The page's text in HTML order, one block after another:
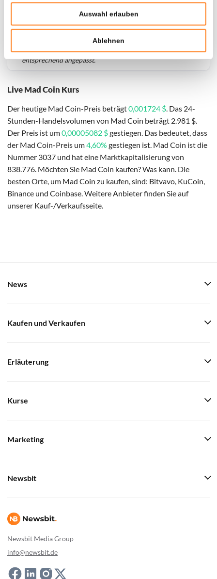
Auswahl erlauben
Ablehnen
Live Mad Coin Kurs
Der heutige Mad Coin-Preis beträgt0,001724 $. Das 24-
Stunden-Handelsvolumen von Mad Coin beträgt 2.981 $.
Der Preis ist um0,00005082 $gestiegen. Das bedeutet, dass
der Mad Coin-Preis um4,60% gestiegen ist. Mad Coin ist die
Nummer 3037 und hat eine Marktkapitalisierung von
838.776. Möchten Sie Mad Coin kaufen? Was kann. Die
besten Orte, um Mad Coin zu kaufen, sind: Bitvavo, KuCoin,
Binance und Coinbase. Weitere Anbieter finden Sie auf
unserer Kauf-/Verkaufsseite.
haben wir historische Daten seit
2026, das hypothetische erste Investitionsdatum wurde
entsprechend angepasst.
Newsbit Media Group
info@newsbit.de
News
Kaufen und Verkaufen
Erläuterung
Kurse
Marketing
Newsbit